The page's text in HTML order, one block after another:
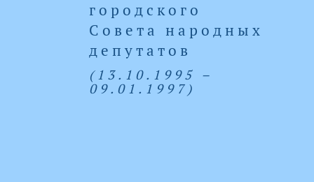
городского
Совета народных
депутатов
(13.10.1995 –
09.01.1997)